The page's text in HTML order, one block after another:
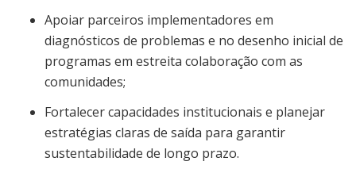
Apoiar parceiros implementadores em
diagnósticos de problemas e no desenho inicial de
programas em estreita colaboração com as
comunidades;
Fortalecer capacidades institucionais e planejar
estratégias claras de saída para garantir
sustentabilidade de longo prazo.